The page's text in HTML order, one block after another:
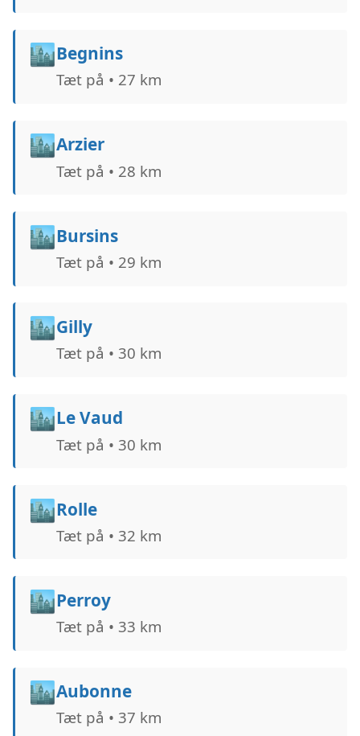
🏙️Begnins
Tæt på • 27 km
🏙️Arzier
Tæt på • 28 km
🏙️Bursins
Tæt på • 29 km
🏙️Gilly
Tæt på • 30 km
🏙️Le Vaud
Tæt på • 30 km
🏙️Rolle
Tæt på • 32 km
🏙️Perroy
Tæt på • 33 km
🏙️Aubonne
Tæt på • 37 km